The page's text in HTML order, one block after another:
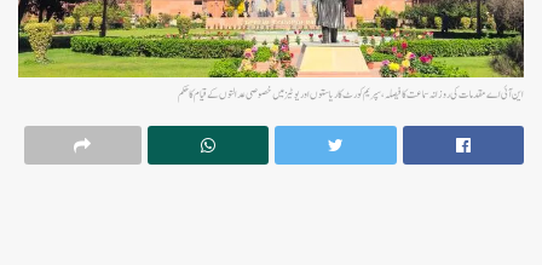
این آئی اے مقدمات کی روزانہ سماعت کا فیصلہ، سپریم کورٹ کا ریاستوں اور یوٹیز میں خصوصی عدالتوں کے قیام کا حکم